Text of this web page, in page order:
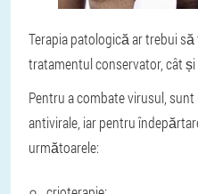
Terapia patologică ar trebui
tratamentul conservator, cât și
Pentru a combate virusul,
antivirale, iar pentru
următoarele: